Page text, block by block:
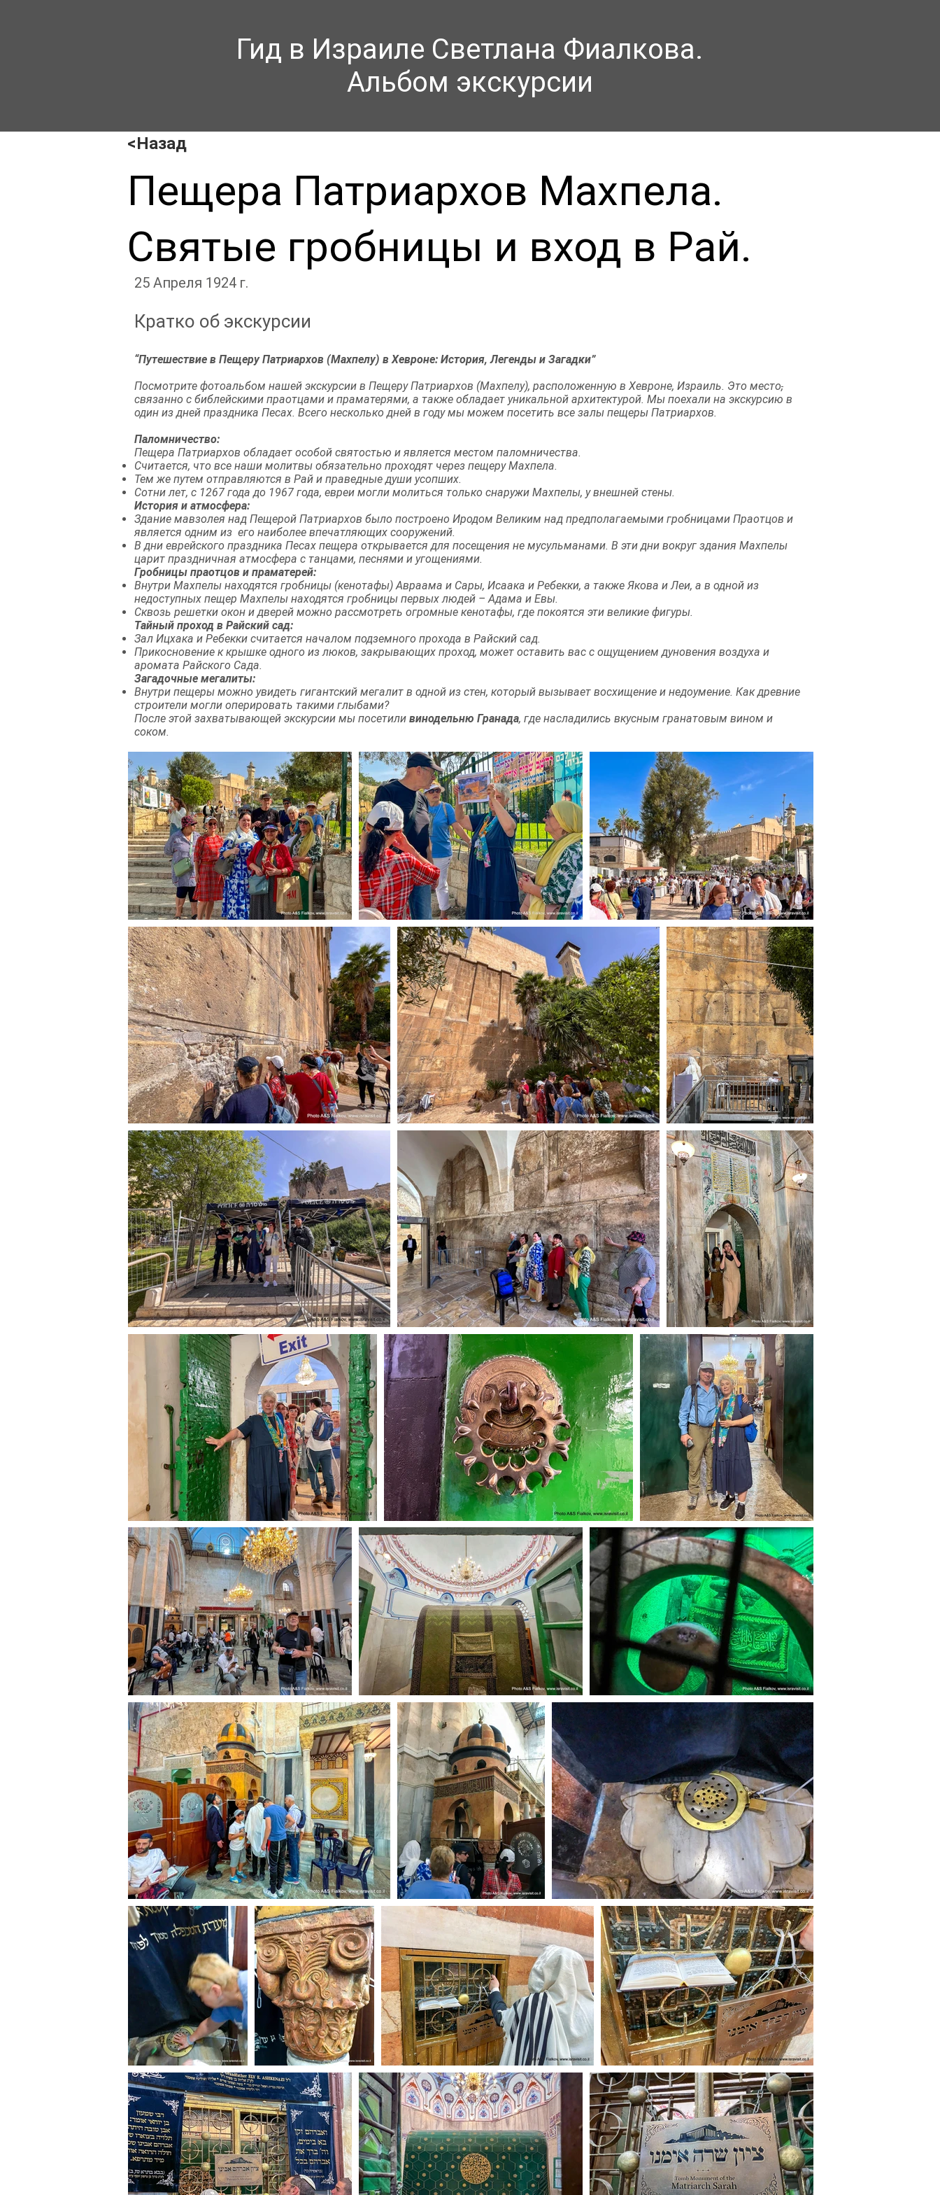
Гид в Израиле Светлана Фиалкова.
Альбом экскурсии
<Назад
Пещера Патриархов Махпела.
Святые гробницы и вход в Рай.
25 Апреля 1924 г.
Кратко об экскурсии
“Путешествие в Пещеру Патриархов (Махпелу) в Хевроне: История, Легенды и Загадки”
Посмотрите фотоальбом нашей экскурсии в Пещеру Патриархов (Махпелу), расположенную в Хевроне, Израиль. Это место,
связанно с библейскими праотцами и праматерями, а также обладает уникальной архитектурой. Мы поехали на экскурсию в
один из дней праздника Песах. Всего несколько дней в году мы можем посетить все залы пещеры Патриархов.
Паломничество:
Пещера Патриархов обладает особой святостью и является местом паломничества.
Считается, что все наши молитвы обязательно проходят через пещеру Махпела.
Тем же путем отправляются в Рай и праведные души усопших.
Сотни лет, с 1267 года до 1967 года, евреи могли молиться только снаружи Махпелы, у внешней стены.
История и атмосфера:
Здание мавзолея над Пещерой Патриархов было построено Иродом Великим над предполагаемыми гробницами Праотцов и
является одним из его наиболее впечатляющих сооружений.
В дни еврейского праздника Песах пещера открывается для посещения не мусульманами. В эти дни вокруг здания Махпелы
царит праздничная атмосфера с танцами, песнями и угощениями.
Гробницы праотцов и праматерей:
Внутри Махпелы находятся гробницы (кенотафы) Авраама и Сары, Исаака и Ребекки, а также Якова и Леи, а в одной из
недоступных пещер Махпелы находятся гробницы первых людей – Адама и Евы.
Сквозь решетки окон и дверей можно рассмотреть огромные кенотафы, где покоятся эти великие фигуры.
Тайный проход в Райский сад:
Зал Ицхака и Ребекки считается началом подземного прохода в Райский сад.
Прикосновение к крышке одного из люков, закрывающих проход, может оставить вас с ощущением дуновения воздуха и
аромата Райского Сада.
Загадочные мегалиты:
Внутри пещеры можно увидеть гигантский мегалит в одной из стен, который вызывает восхищение и недоумение. Как древние
строители могли оперировать такими глыбами?
После этой захватывающей экскурсии мы посетили винодельню Гранада, где насладились вкусным гранатовым вином и
соком.